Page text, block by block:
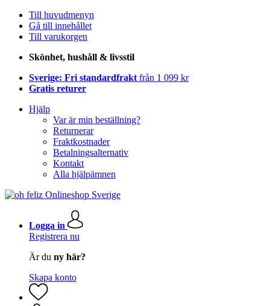
Till huvudmenyn
Gå till innehållet
Till varukorgen
Skönhet, hushåll & livsstil
Sverige: Fri standardfrakt från 1 099 kr
Gratis returer
Hjälp
Var är min beställning?
Returnerar
Fraktkostnader
Betalningsalternativ
Kontakt
Alla hjälpämnen
Logga in
Registrera nu
Är du ny här?
Skapa konto